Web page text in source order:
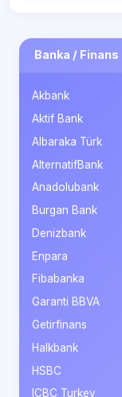
Banka / Finans
Akbank
Aktif Bank
Albaraka Türk
AlternatifBank
Anadolubank
Burgan Bank
Denizbank
Enpara
Fibabanka
Garanti BBVA
Getirfinans
Halkbank
HSBC
ICBC Turkey